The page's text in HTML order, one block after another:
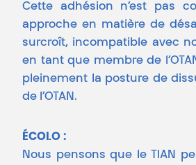
Cette adhésion n’est pas
approche en matière de
surcroît, incompatible avec
en tant que membre de
pleinement la posture de
de l’OTAN.
ÉCOLO :
Nous pensons que le TIAN